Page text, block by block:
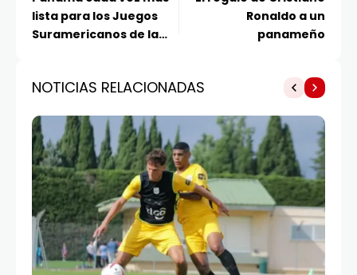
lista para los Juegos
Suramericanos de la
Ronaldo a un
panameño
NOTICIAS RELACIONADAS